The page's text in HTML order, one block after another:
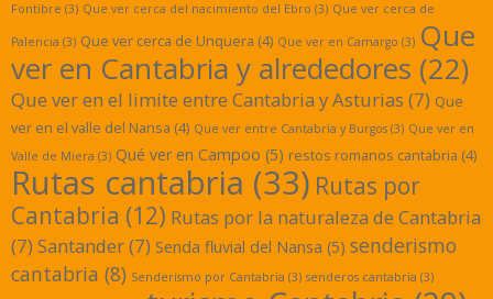
Fontibre (3) Que ver cerca del nacimiento del Ebro (3) Que ver cerca de
Palencia (3) Que ver cerca de Unquera (4) Que ver en Camargo (3) Que
ver en Cantabria y alrededores (22)
Que ver en el limite entre Cantabria y Asturias (7) Que
ver en el valle del Nansa (4) Que ver entre Cantabria y Burgos (3) Que ver en
Valle de Miera (3) Qué ver en Campoo (5) restos romanos cantabria (4)
Rutas cantabria (33) Rutas por
Cantabria (12) Rutas por la naturaleza de Cantabria
(7) Santander(7) Senda fluvial del Nansa (5) senderismo
cantabria (8) Senderismo por Cantabria (3) senderos cantabria (3)